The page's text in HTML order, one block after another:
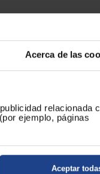
Acerca de las
relacionada
ejemplo, páginas
Aceptar